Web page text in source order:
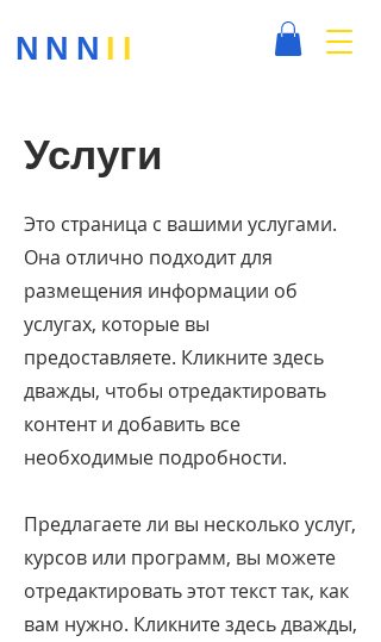
NNN II
Услуги
Это страница с вашими услугами.
Она отлично подходит для
размещения информации об
услугах, которые вы
предоставляете. Кликните здесь
дважды, чтобы отредактировать
контент и добавить все
необходимые подробности.
Предлагаете ли вы несколько услуг,
курсов или программ, вы можете
отредактировать этот текст так, как
вам нужно. Кликните здесь дважды,